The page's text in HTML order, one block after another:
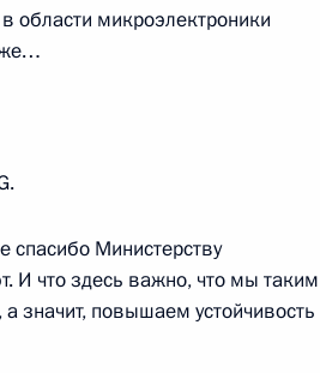
области микроэлектроники
Министерству
И что здесь важно, что мы таким
значит, повышаем устойчивость